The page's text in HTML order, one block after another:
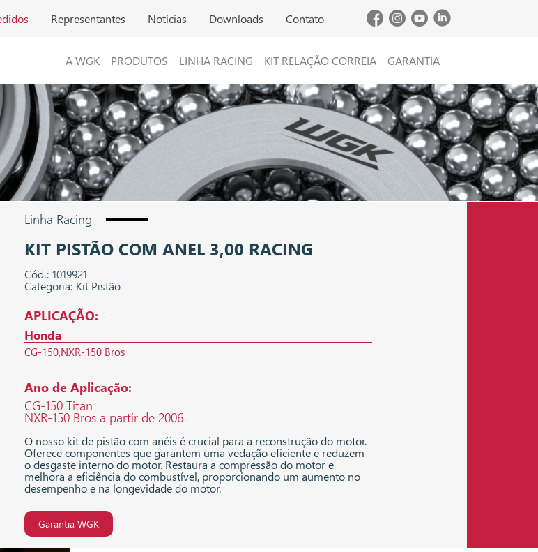
Representantes Notícias Downloads Contato
A WGK PRODUTOS LINHA RACING KIT RELAÇÃO CORREIA GARANTIA
Linha Racing
KIT PISTÃO COM ANEL 3,00 RACING
Cód.: 1019921
Categoria: Kit Pistão
APLICAÇÃO:
Honda
CG-150 NXR-150 Bros
Ano de Aplicação:
CG-150 Titan
NXR-150 Bros a partir de 2006
O nosso kit de pistão com anéis é crucial para a reconstrução do motor.
Oferece componentes que garantem uma vedação eficiente e reduzem
o desgaste interno do motor. Restaura a compressão do motor e
melhora a eficiência do combustível, proporcionando um aumento no
desempenho e na longevidade do motor.
Garantia WGK